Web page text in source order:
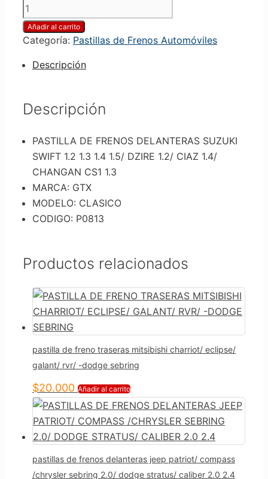
Añadir al carrito
Categoría: Pastillas de Frenos Automóviles
Descripción
Descripción
PASTILLA DE FRENOS DELANTERAS SUZUKI
SWIFT 1.2 1.3 1.4 1.5/ DZIRE 1.2/ CIAZ 1.4/
CHANGAN CS1 1.3
MARCA: GTX
MODELO: CLASICO
CODIGO: P0813
Productos relacionados
pastilla de freno traseras mitsibishi charriot/ eclipse/
galant/ rvr/ -dodge sebring
$20.000 Añadir al carrito
pastillas de frenos delanteras jeep patriot/ compass
/chrysler sebring 2.0/ dodge stratus/ caliber 2.0 2.4